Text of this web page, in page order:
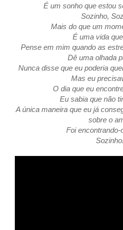
É um sonho que estou
Sozinho,
Mais do que um
É uma vida
Pense em mim quando as
Dê uma olhada
Nunca disse que eu poderia
Mas eu
O dia que eu
Eu sabia que não
A única maneira que eu já
sobre o
Foi encontrando-